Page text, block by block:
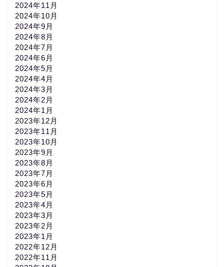
2024年11月
2024年10月
2024年9月
2024年8月
2024年7月
2024年6月
2024年5月
2024年4月
2024年3月
2024年2月
2024年1月
2023年12月
2023年11月
2023年10月
2023年9月
2023年8月
2023年7月
2023年6月
2023年5月
2023年4月
2023年3月
2023年2月
2023年1月
2022年12月
2022年11月